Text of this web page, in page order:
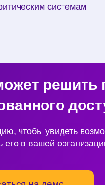
системам
чтобы увидеть
его в вашей